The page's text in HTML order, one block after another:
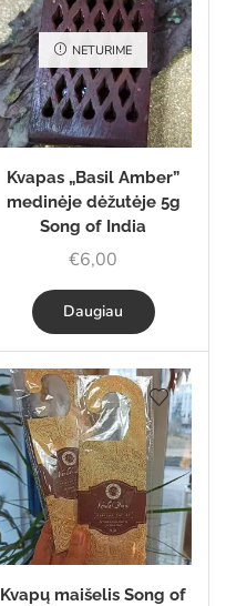
NETURIME
Kvapas „Basil Amber”
medinėje dėžutėje 5g
Song of India
€6,00
Daugiau
Kvapų maišelis Song of